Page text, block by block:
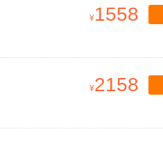
1558
2158